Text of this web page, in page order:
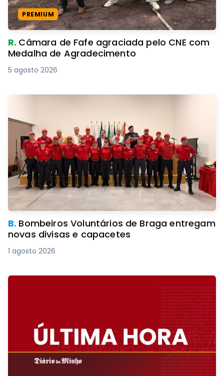
PREMIUM
R. Câmara de Fafe agraciada pelo CNE com
Medalha de Agradecimento
5 agosto 2026
B. Bombeiros Voluntários de Braga entregam
novas divisas e capacetes
1 agosto 2026